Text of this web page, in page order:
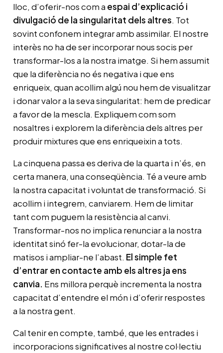
lloc, d’oferir-nos com a espai d’explicació i
divulgació de la singularitat dels altres. Tot
sovint confonem integrar amb assimilar. El nostre
interès no ha de ser incorporar nous socis per
transformar-los a la nostra imatge. Si hem assumit
que la diferència no és negativa i que ens
enriqueix, quan acollim algú nou hem de visualitzar
i donar valor a la seva singularitat: hem de predicar
a favor de la mescla. Expliquem com som
nosaltres i explorem la diferència dels altres per
produir mixtures que ens enriqueixin a tots.
La cinquena passa es deriva de la quarta i n’és, en
certa manera, una conseqüència. Té a veure amb
la nostra capacitat i voluntat de transformació. Si
acollim i integrem, canviarem. Hem de limitar
tant com puguem la resistència al canvi.
Transformar-nos no implica renunciar a la nostra
identitat sinó fer-la evolucionar, dotar-la de
matisos i ampliar-ne l’abast. El simple fet
d’entrar en contacte amb els altres ja ens
canvia. Ens millora perquè incrementa la nostra
capacitat d’entendre el món i d’oferir respostes
a la nostra gent.
Cal tenir en compte, també, que les entrades i
incorporacions significatives al nostre col·lectiu